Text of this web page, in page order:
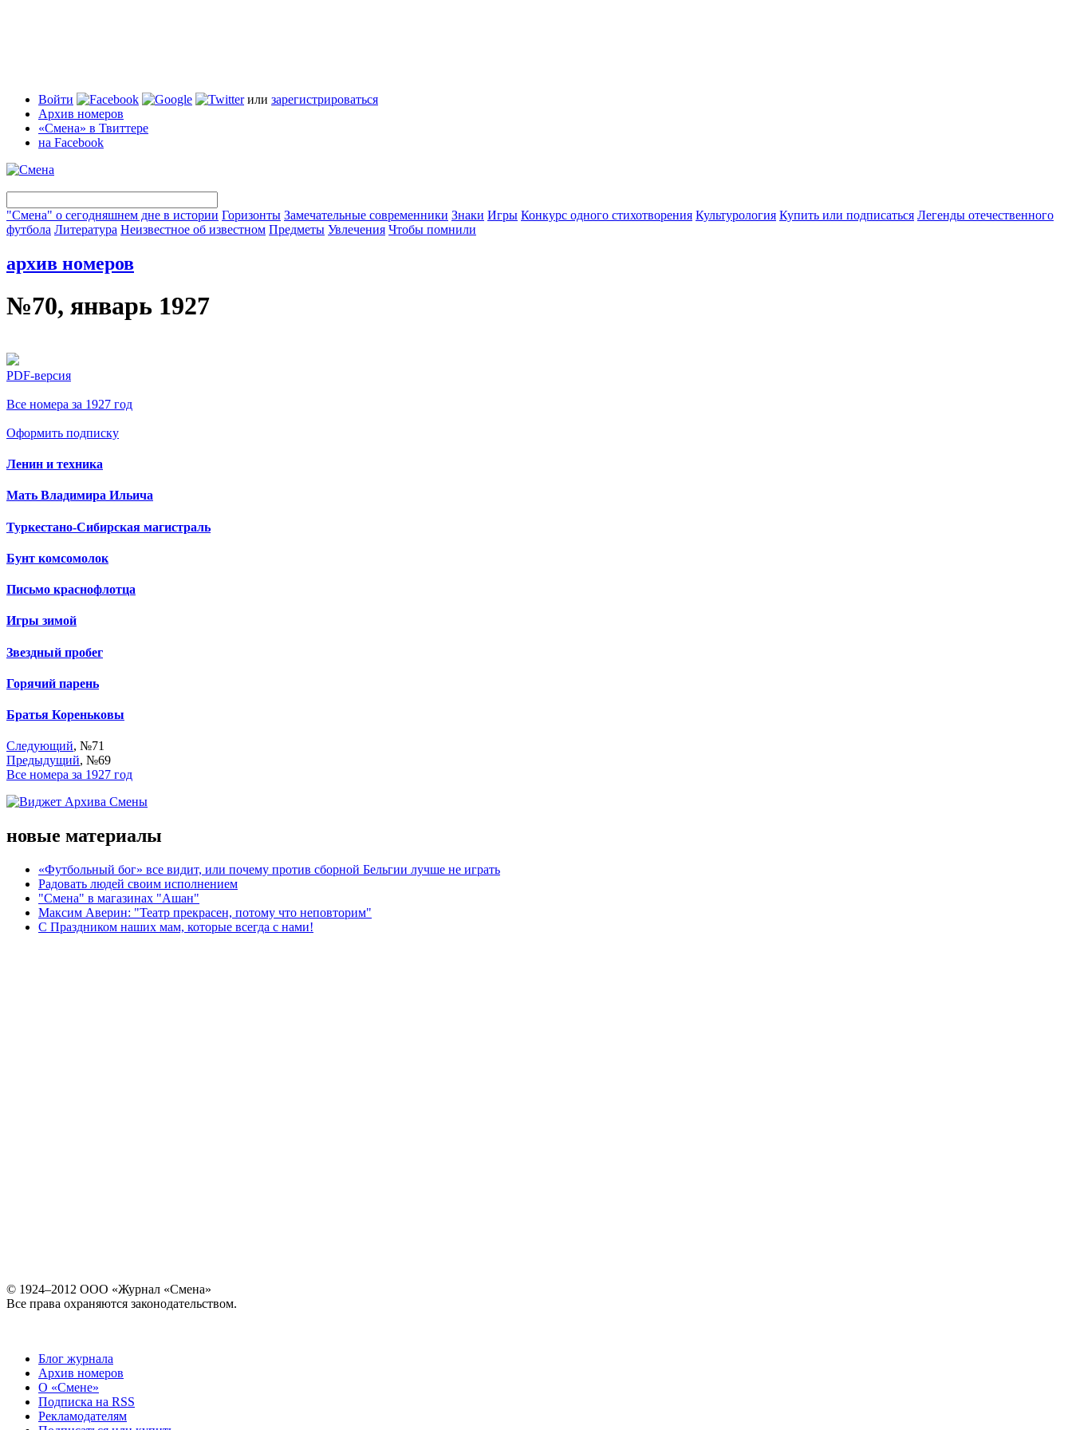
Войти или зарегистрироваться
Архив номеров
«Смена» в Твиттере
на Facebook
"Смена" о сегодняшнем дне в истории Горизонты Замечательные современники Знаки Игры Конкурс одного стихотворения Культурология Купить или подписаться Легенды отечественного
футбола Литература Неизвестное об известном Предметы Увлечения Чтобы помнили
архив номеров
№70, январь 1927
PDF-версия
Все номера за 1927 год
Оформить подписку
Ленин и техника
Мать Владимира Ильича
Туркестано-Сибирская магистраль
Бунт комсомолок
Письмо краснофлотца
Игры зимой
Звездный пробег
Горячий парень
Братья Кореньковы
Следующий, №71
Предыдущий, №69
Все номера за 1927 год
новые материалы
«Футбольный бог» все видит, или почему против сборной Бельгии лучше не играть
Радовать людей своим исполнением
"Смена" в магазинах "Ашан"
Максим Аверин: "Театр прекрасен, потому что неповторим"
С Праздником наших мам, которые всегда с нами!
© 1924–2012 ООО «Журнал «Смена»
Все права охраняются законодательством.
Блог журнала
Архив номеров
О «Смене»
Подписка на RSS
Рекламодателям